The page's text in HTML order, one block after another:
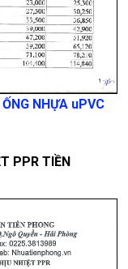
NHỰA uPVC
PPR TIỀN